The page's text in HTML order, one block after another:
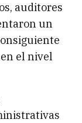
auditores
un
el nivel